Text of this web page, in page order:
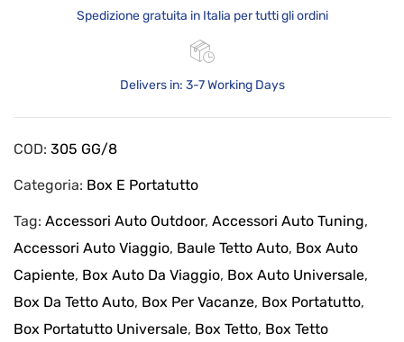
Spedizione gratuita in Italia per tutti gli ordini
Delivers in: 3-7 Working Days
COD: 305 GG/8
Categoria: Box E Portatutto
Tag: Accessori Auto Outdoor, Accessori Auto Tuning,
Accessori Auto Viaggio, Baule Tetto Auto, Box Auto
Capiente, Box Auto Da Viaggio, Box Auto Universale,
Box Da Tetto Auto, Box Per Vacanze, Box Portatutto,
Box Portatutto Universale, Box Tetto, Box Tetto